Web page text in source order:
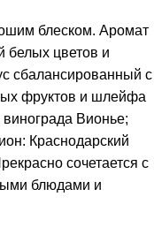
блеском. Аромат
белых цветов и
сбалансированный с
фруктов и шлейфа
Вионье;
Краснодарский
сочетается с
блюдами и